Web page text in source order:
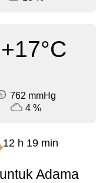
+17°C
762 mmHg
4 %
12 h 19 min
Adama